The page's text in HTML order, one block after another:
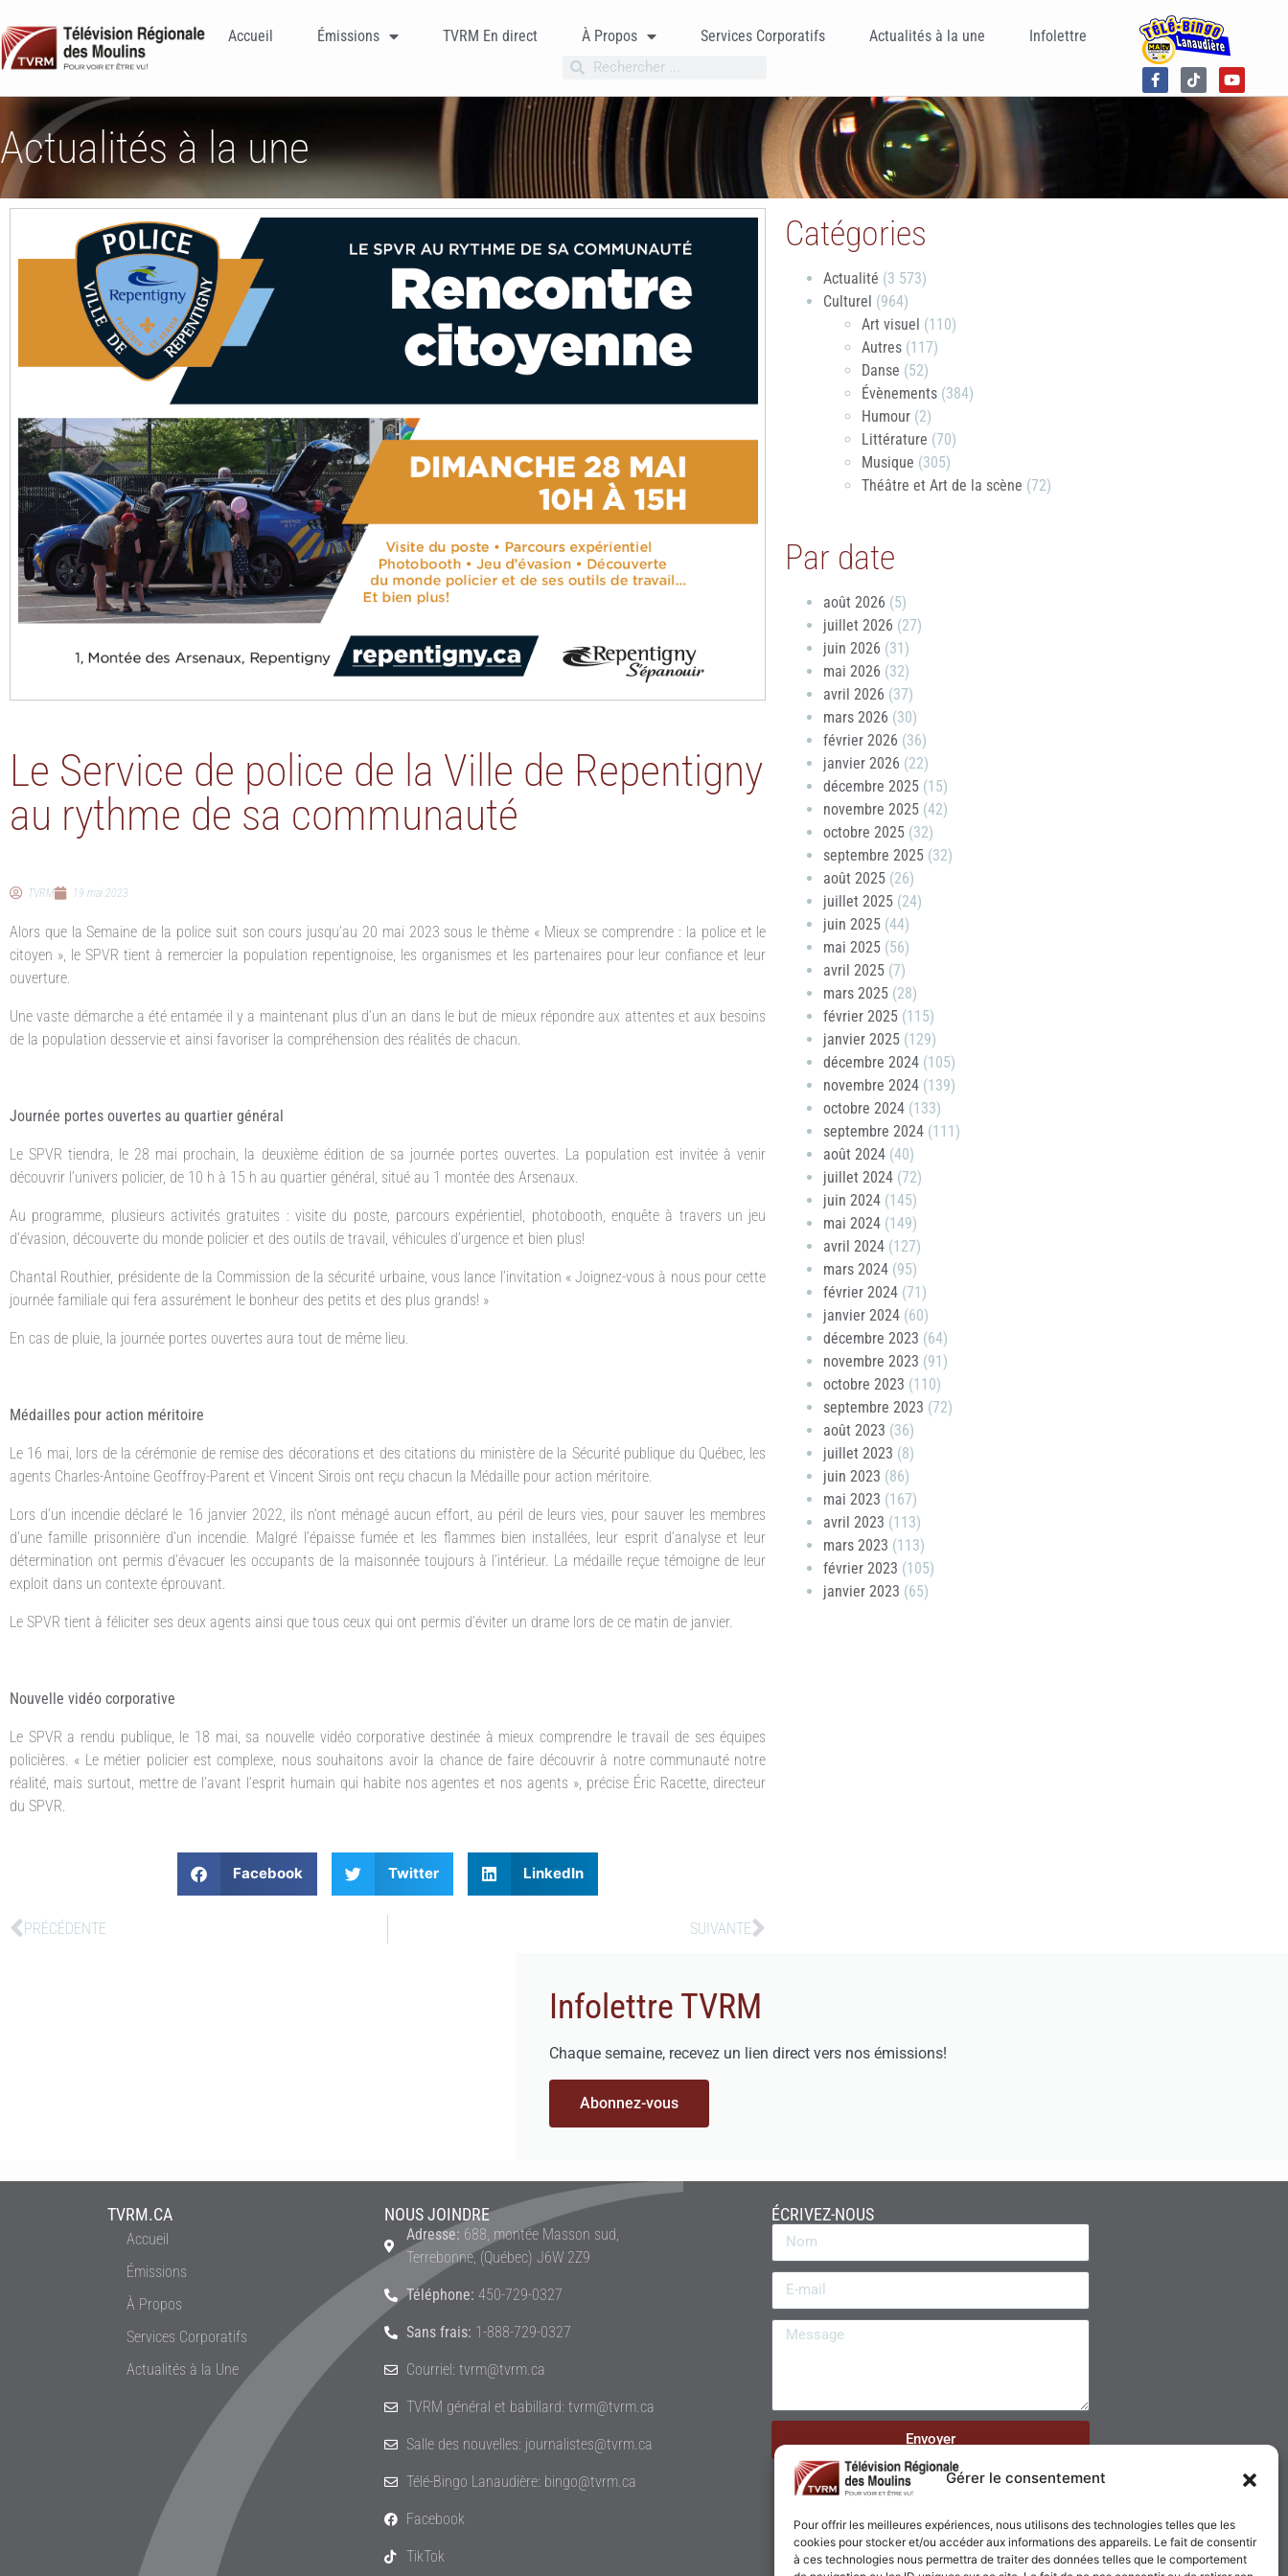
Gérer le consentement
Pour offrir les meilleures expériences, nous utilisons des technologies telles que les
cookies pour stocker et/ou accéder aux informations des appareils. Le fait de consentir
à ces technologies nous permettra de traiter des données telles que le comportement
Accueil Émissions TVRM En direct À Propos Services Corporatifs Actualités à la une Infolettre
Actualités à la une
Le Service de police de la Ville de Repentigny
au rythme de sa communauté
TVRM 19 mai 2023
Alors que la Semaine de la police suit son cours jusqu’au 20 mai 2023 sous le thème « Mieux se comprendre : la police et le
citoyen », le SPVR tient à remercier la population repentignoise, les organismes et les partenaires pour leur confiance et leur
ouverture.
Une vaste démarche a été entamée il y a maintenant plus d’un an dans le but de mieux répondre aux attentes et aux besoins
de la population desservie et ainsi favoriser la compréhension des réalités de chacun.
Journée portes ouvertes au quartier général
Le SPVR tiendra, le 28 mai prochain, la deuxième édition de sa journée portes ouvertes. La population est invitée à venir
découvrir l’univers policier, de 10 h à 15 h au quartier général, situé au 1 montée des Arsenaux.
Au programme, plusieurs activités gratuites : visite du poste, parcours expérientiel, photobooth, enquête à travers un jeu
d’évasion, découverte du monde policier et des outils de travail, véhicules d’urgence et bien plus!
Chantal Routhier, présidente de la Commission de la sécurité urbaine, vous lance l’invitation « Joignez-vous à nous pour cette
journée familiale qui fera assurément le bonheur des petits et des plus grands! »
En cas de pluie, la journée portes ouvertes aura tout de même lieu.
Médailles pour action méritoire
Le 16 mai, lors de la cérémonie de remise des décorations et des citations du ministère de la Sécurité publique du Québec, les
agents Charles-Antoine Geoffroy-Parent et Vincent Sirois ont reçu chacun la Médaille pour action méritoire.
Lors d’un incendie déclaré le 16 janvier 2022, ils n’ont ménagé aucun effort, au péril de leurs vies, pour sauver les membres
d’une famille prisonnière d’un incendie. Malgré l’épaisse fumée et les flammes bien installées, leur esprit d’analyse et leur
détermination ont permis d’évacuer les occupants de la maisonnée toujours à l’intérieur. La médaille reçue témoigne de leur
exploit dans un contexte éprouvant.
Le SPVR tient à féliciter ses deux agents ainsi que tous ceux qui ont permis d’éviter un drame lors de ce matin de janvier.
Nouvelle vidéo corporative
Le SPVR a rendu publique, le 18 mai, sa nouvelle vidéo corporative destinée à mieux comprendre le travail de ses équipes
policières. « Le métier policier est complexe, nous souhaitons avoir la chance de faire découvrir à notre communauté notre
réalité, mais surtout, mettre de l’avant l’esprit humain qui habite nos agentes et nos agents », précise Éric Racette, directeur
du SPVR.
Facebook Twitter LinkedIn
PRÉCÉDENTE SUIVANTE
Catégories
Actualité (3 573)
Culturel (964)
Art visuel (110)
Autres (117)
Danse (52)
Évènements (384)
Humour (2)
Littérature (70)
Musique (305)
Théâtre et Art de la scène (72)
Par date
août 2026 (5)
juillet 2026 (27)
juin 2026 (31)
mai 2026 (32)
avril 2026 (37)
mars 2026 (30)
février 2026 (36)
janvier 2026 (22)
décembre 2025 (15)
novembre 2025 (42)
octobre 2025 (32)
septembre 2025 (32)
août 2025 (26)
juillet 2025 (24)
juin 2025 (44)
mai 2025 (56)
avril 2025 (7)
mars 2025 (28)
février 2025 (115)
janvier 2025 (129)
décembre 2024 (105)
novembre 2024 (139)
octobre 2024 (133)
septembre 2024 (111)
août 2024 (40)
juillet 2024 (72)
juin 2024 (145)
mai 2024 (149)
avril 2024 (127)
mars 2024 (95)
février 2024 (71)
janvier 2024 (60)
décembre 2023 (64)
novembre 2023 (91)
octobre 2023 (110)
septembre 2023 (72)
août 2023 (36)
juillet 2023 (8)
juin 2023 (86)
mai 2023 (167)
avril 2023 (113)
mars 2023 (113)
février 2023 (105)
janvier 2023 (65)
Infolettre TVRM
Chaque semaine, recevez un lien direct vers nos émissions!
Abonnez-vous
TVRM.CA
Accueil
Émissions
À Propos
Services Corporatifs
Actualités à la Une
NOUS JOINDRE
Adresse: 688, montée Masson sud,
Terrebonne, (Québec) J6W 2Z9
Téléphone: 450-729-0327
Sans frais: 1-888-729-0327
Courriel: tvrm@tvrm.ca
TVRM général et babillard: tvrm@tvrm.ca
Salle des nouvelles: journalistes@tvrm.ca
Télé-Bingo Lanaudière: bingo@tvrm.ca
Facebook
TikTok
ÉCRIVEZ-NOUS
Envoyer